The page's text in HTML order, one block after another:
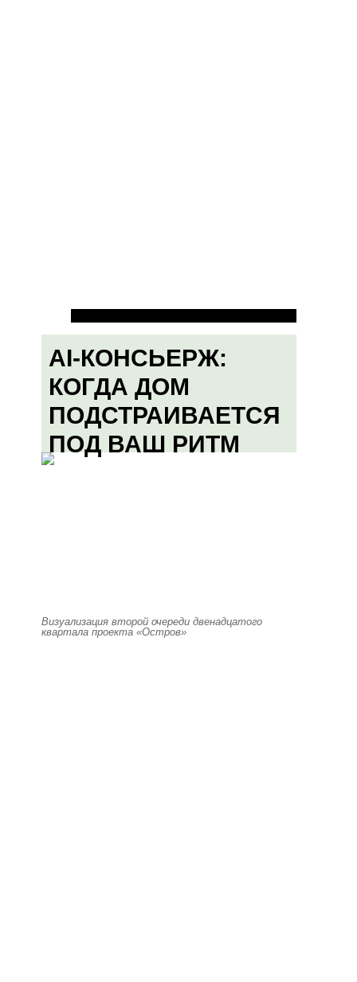
AI-КОНСЬЕРЖ:
КОГДА ДОМ
ПОДСТРАИВАЕТСЯ
ПОД ВАШ РИТМ
Визуализация второй очереди двенадцатого
квартала проекта «Остров»